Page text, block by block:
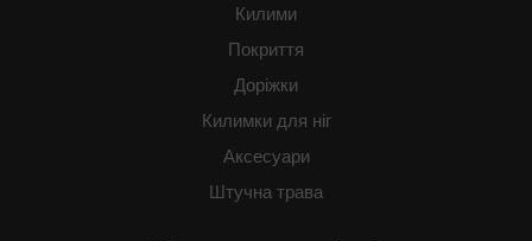
Килими
Покриття
Доріжки
Килимки для ніг
Аксесуари
Штучна трава